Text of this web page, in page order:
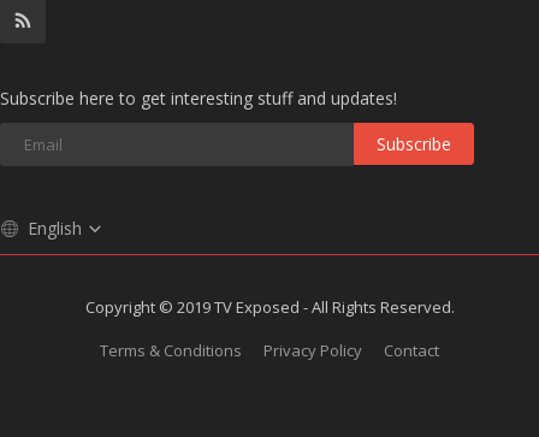
Subscribe here to get interesting stuff and updates!
Subscribe
English
Copyright © 2019 TV Exposed - All Rights Reserved.
Terms & Conditions
Privacy Policy Contact